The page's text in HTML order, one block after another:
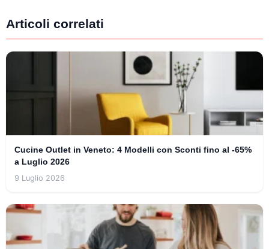
Articoli correlati
Cucine Outlet in Veneto: 4 Modelli con Sconti fino al -65%
a Luglio 2026
9 Luglio 2026